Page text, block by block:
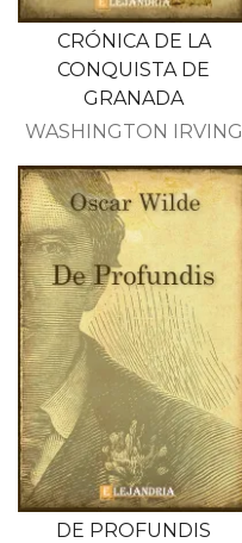
CRÓNICA DE LA
CONQUISTA DE
GRANADA
WASHINGTON IRVING
DE PROFUNDIS